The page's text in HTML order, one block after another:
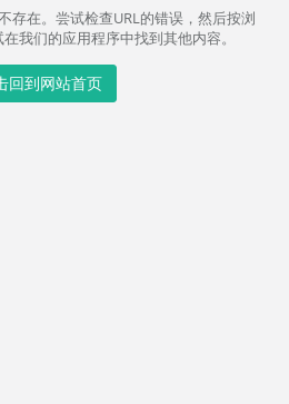
存在。尝试检查URL的错误，然后按浏
我们的应用程序中找到其他内容。
回到网站首页